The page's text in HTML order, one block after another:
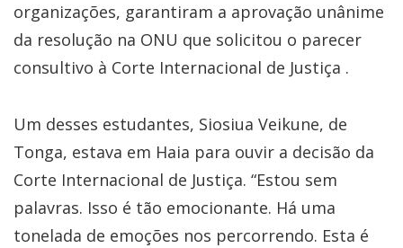
organizações, garantiram a aprovação unânime
da resolução na ONU que solicitou o parecer
consultivo à Corte Internacional de Justiça .
Um desses estudantes, Siosiua Veikune, de
Tonga, estava em Haia para ouvir a decisão da
Corte Internacional de Justiça. “Estou sem
palavras. Isso é tão emocionante. Há uma
tonelada de emoções nos percorrendo. Esta é